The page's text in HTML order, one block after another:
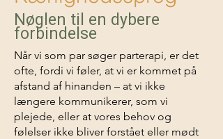
Nøglen til en dybere
forbindelse
Når vi som par søger parterapi, er det
ofte, fordi vi føler, at vi er kommet på
afstand af hinanden – at vi ikke
længere kommunikerer, som vi
plejede, eller at vores behov og
følelser ikke bliver forstået eller mødt